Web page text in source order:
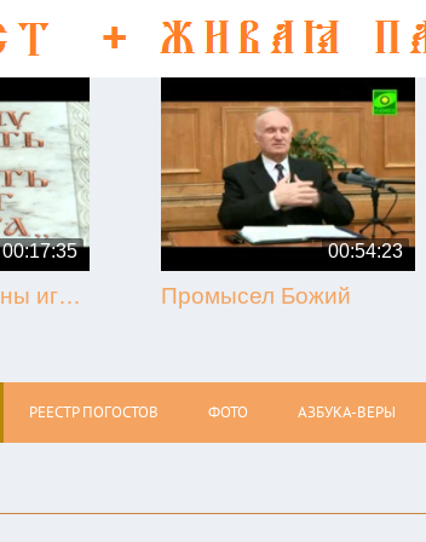
00:17:35
50-летие кончины игумена Никона (Воробьёва) (г. Гагарин, 2013.09.07)
00:54:23
Промысел Божий
РЕЕСТР ПОГОСТОВ ФОТО АЗБУКА-ВЕРЫ